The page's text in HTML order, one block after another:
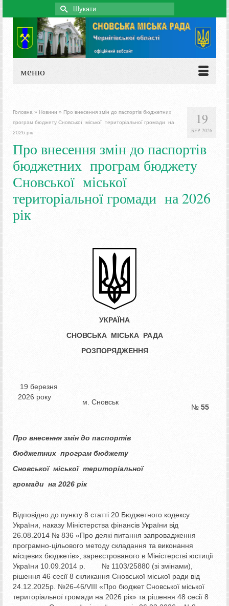
Search
for:
меню
19
БЕР 2026
Головна » Новини » Про внесення змін до паспортів бюджетних
програм бюджету Сновської міської територіальної громади на
2026 рік
Про внесення змін до паспортів
бюджетних програм бюджету
Сновської міської
територіальної громади на 2026
рік
УКРАЇНА
СНОВСЬКА МІСЬКА РАДА
РОЗПОРЯДЖЕННЯ
19 березня
2026 року
м. Сновськ
№ 55
Про внесення змін до паспортів
бюджетних програм бюджету
Сновської міської територіальної
громади на 2026 рік
Відповідно до пункту 8 статті 20 Бюджетного кодексу
України, наказу Міністерства фінансів України від
26.08.2014 № 836 «Про деякі питання запровадження
програмно-цільового методу складання та виконання
місцевих бюджетів», зареєстрованого в Міністерстві юстиції
України 10.09.2014 р. № 1103/25880 (зі змінами),
рішення 46 сесії 8 скликання Сновської міської ради від
24.12.2025р. №26-46/VIII «Про бюджет Сновської міської
територіальної громади на 2026 рік» та рішення 48 сесії 8